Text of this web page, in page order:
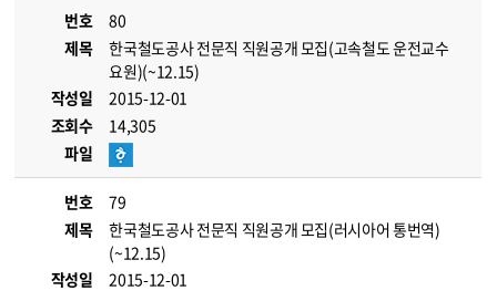
번호
80
제목
한국철도공사 전문직 직원공개 모집(고속철도 운전교수
요원)(~12.15)
작성일
2015-12-01
조회수
14,305
파일
번호
79
제목
한국철도공사 전문직 직원공개 모집(러시아어 통번역)
(~12.15)
작성일
2015-12-01